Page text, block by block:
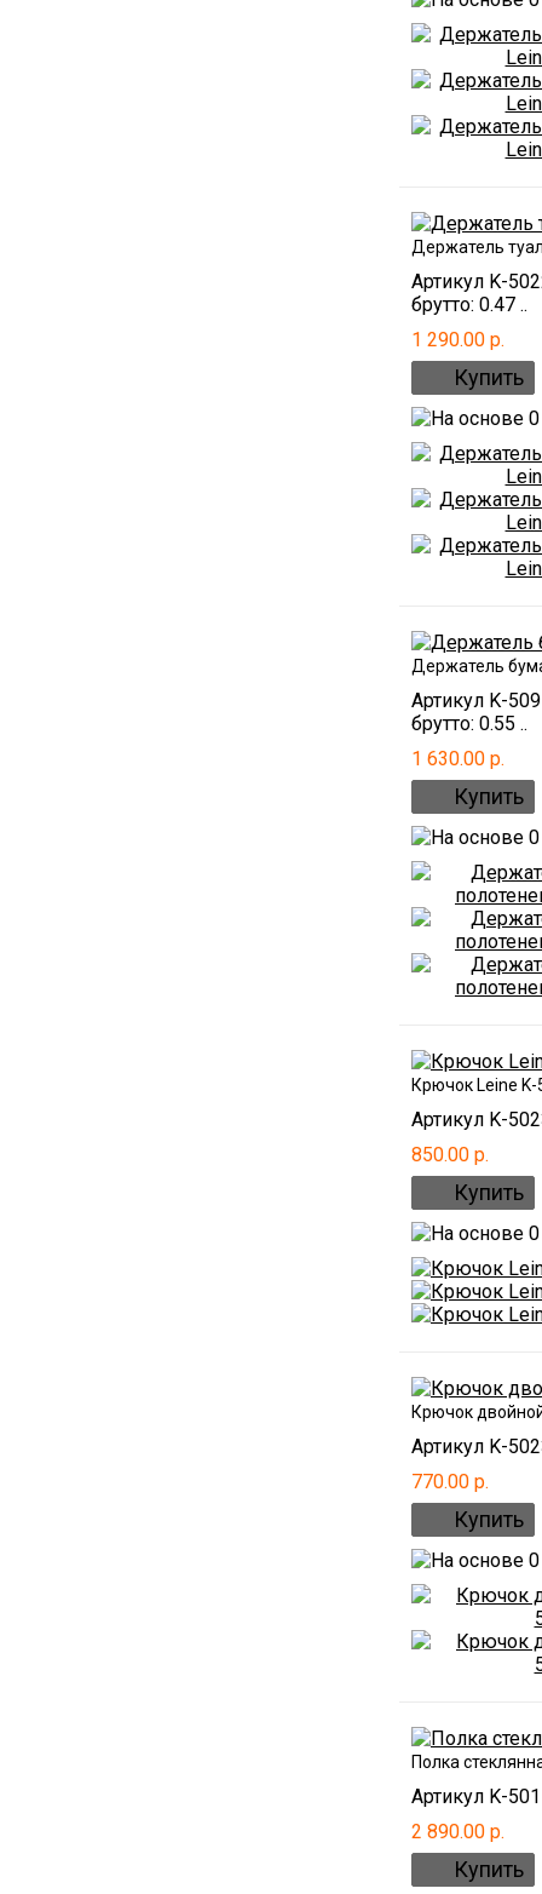
Держатель
Артикул K-
брутто: 0.47 ..
1 290.00 р.
Держатель
Артикул K-
брутто: 0.55 ..
1 630.00 р.
Крючок Leine K-
Артикул K-
850.00 р.
Крючок
Артикул K-
770.00 р.
Полка
Артикул K-
2 890.00 р.